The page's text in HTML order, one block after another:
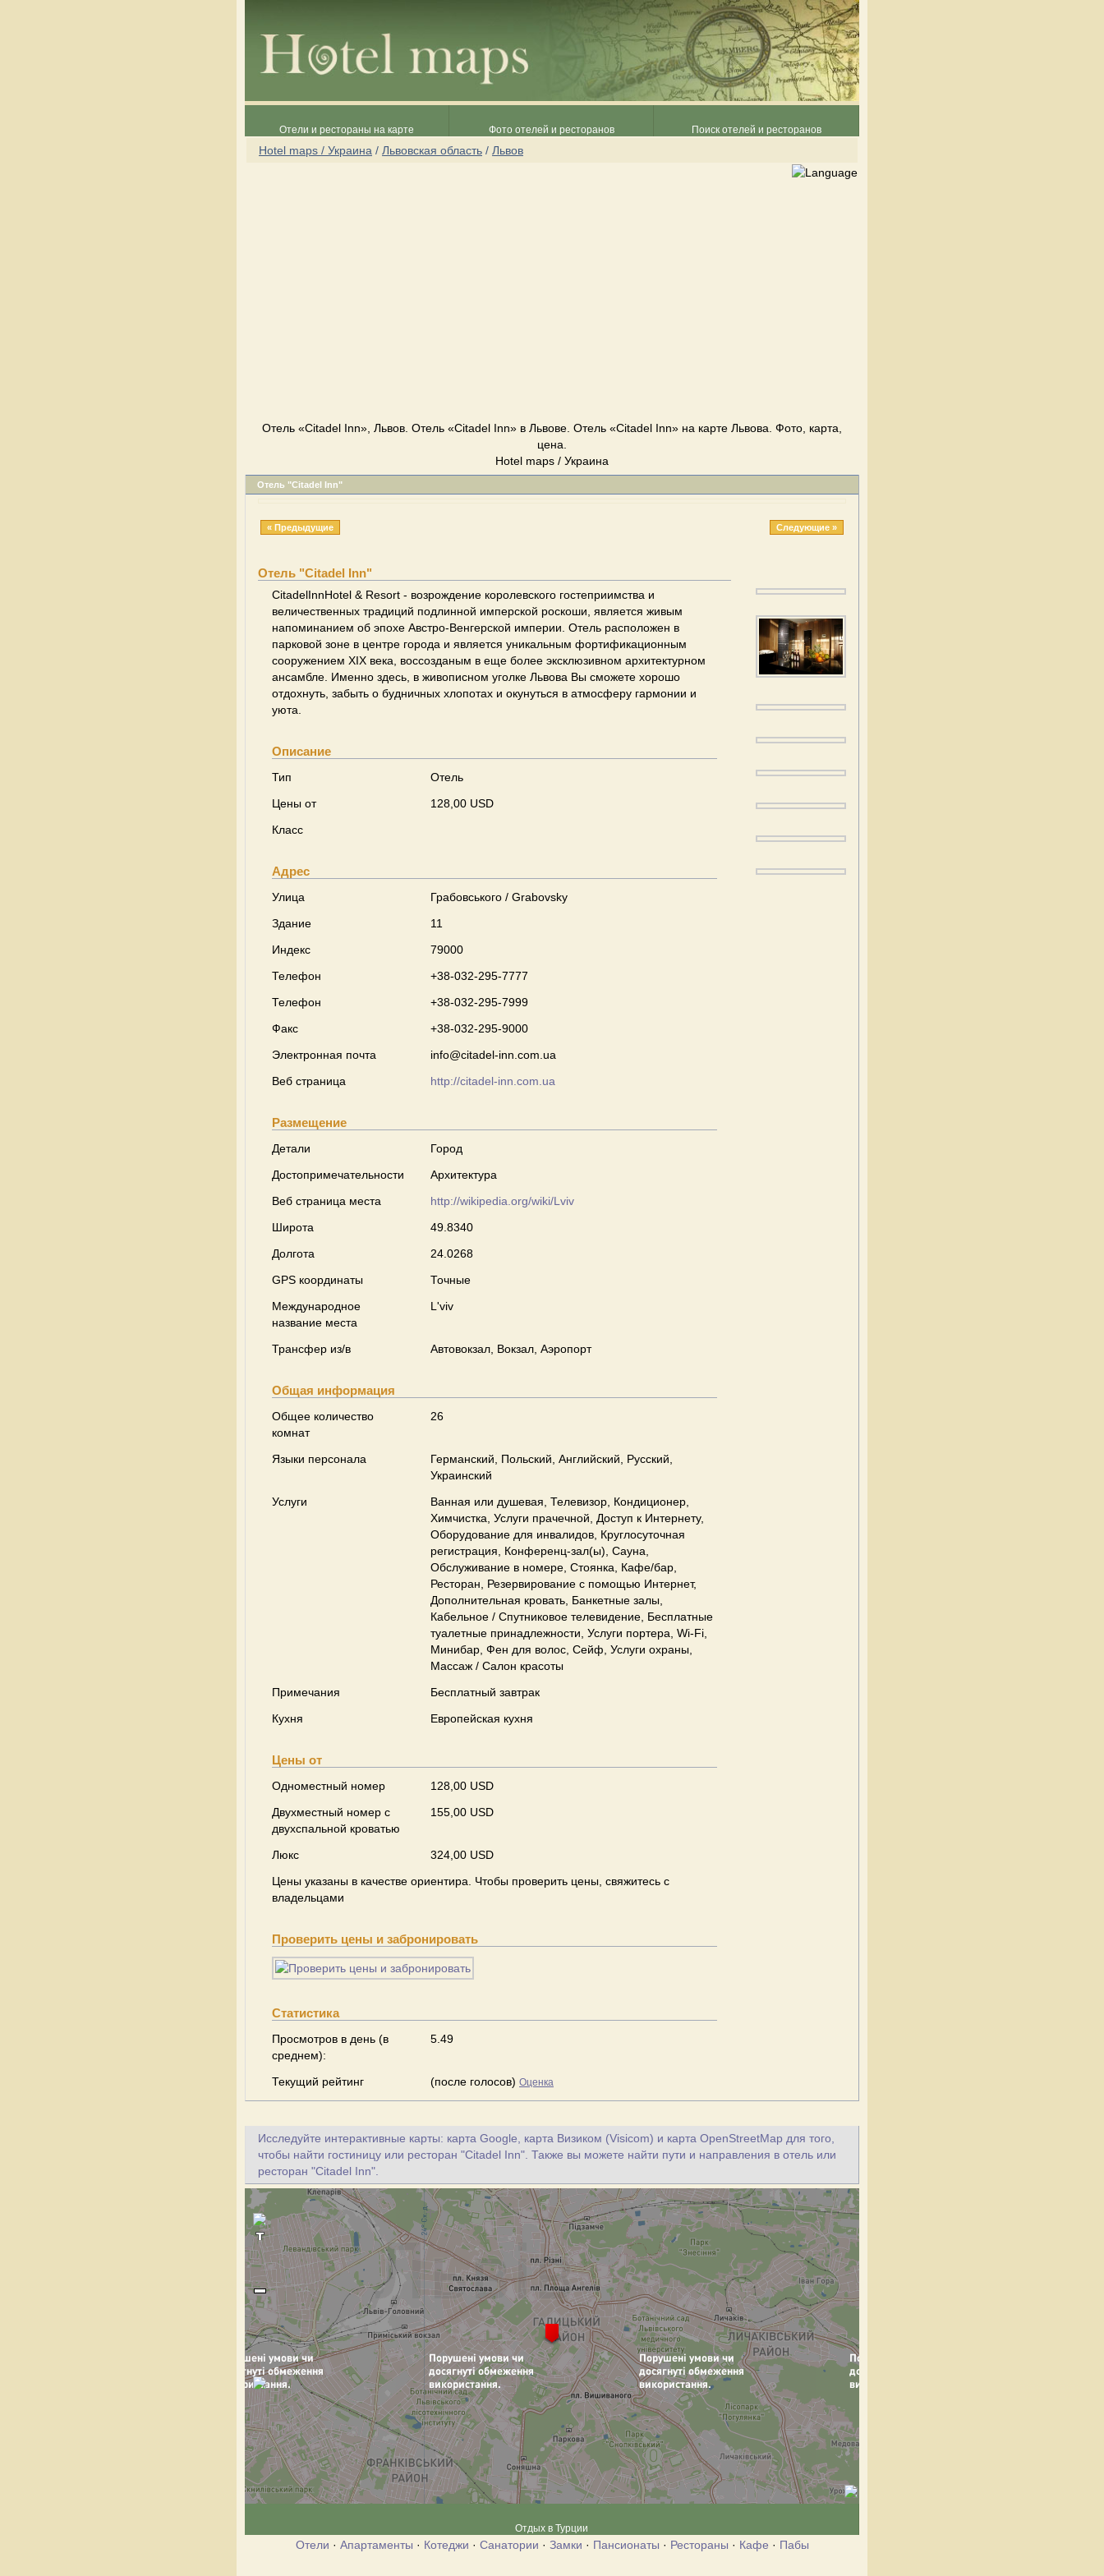
Отели и рестораны на карте Фото отелей и ресторанов Поиск отелей и ресторанов
Hotel maps / Украина / Львовская область / Львов
Отель «Citadel Inn», Львов. Отель «Citadel Inn» в Львове. Отель «Citadel Inn» на карте Львова. Фото, карта,
цена.
Hotel maps / Украина
Отель "Citadel Inn"
« Предыдущие Следующие »
Отель "Citadel Inn"
CitadelInnHotel & Resort - возрождение королевского гостеприимства и
величественных традиций подлинной имперской роскоши, является живым
напоминанием об эпохе Австро-Венгерской империи. Отель расположен в
парковой зоне в центре города и является уникальным фортификационным
сооружением XIX века, воссозданым в еще более эксклюзивном архитектурном
ансамбле. Именно здесь, в живописном уголке Львова Вы сможете хорошо
отдохнуть, забыть о будничных хлопотах и окунуться в атмосферу гармонии и
уюта.
Описание
Тип
Отель
Цены от
128,00 USD
Класс
Адрес
Улица
Грабовського / Grabovsky
Здание
11
Индекс
79000
Телефон
+38-032-295-7777
Телефон
+38-032-295-7999
Факс
+38-032-295-9000
Электронная почта
info@citadel-inn.com.ua
Веб страница
http://citadel-inn.com.ua
Размещение
Детали
Город
Достопримечательности
Архитектура
Веб страница места
http://wikipedia.org/wiki/Lviv
Широта
49.8340
Долгота
24.0268
GPS координаты
Точные
Международное
название места
L'viv
Трансфер из/в Автовокзал, Вокзал, Аэропорт
Общая информация
Общее количество
комнат
26
Языки персонала
Германский, Польский, Английский, Русский,
Украинский
Услуги
Ванная или душевая, Телевизор, Кондиционер,
Химчистка, Услуги прачечной, Доступ к Интернету,
Оборудование для инвалидов, Круглосуточная
регистрация, Конференц-зал(ы), Сауна,
Обслуживание в номере, Стоянка, Кафе/бар,
Ресторан, Резервирование с помощью Интернет,
Дополнительная кровать, Банкетные залы,
Кабельное / Спутниковое телевидение, Бесплатные
туалетные принадлежности, Услуги портера, Wi-Fi,
Минибар, Фен для волос, Сейф, Услуги охраны,
Массаж / Салон красоты
Примечания
Бесплатный завтрак
Кухня
Европейская кухня
Цены от
Одноместный номер
128,00 USD
Двухместный номер с
двухспальной кроватью
155,00 USD
Люкс
324,00 USD
Цены указаны в качестве ориентира. Чтобы проверить цены, свяжитесь с
владельцами
Проверить цены и забронировать
Статистика
Просмотров в день (в
среднем):
5.49
Текущий рейтинг (после голосов) Оценка
Исследуйте интерактивные карты: карта Google, карта Визиком (Visicom) и карта OpenStreetMap для того,
чтобы найти гостиницу или ресторан "Citadel Inn". Также вы можете найти пути и направления в отель или
ресторан "Citadel Inn".
Отдых в Турции
Отели · Апартаменты · Котеджи · Санатории · Замки · Пансионаты · Рестораны · Кафе · Пабы